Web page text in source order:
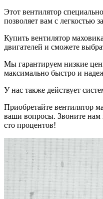
Этот вентилятор
позволяет вам с легкостью
Купить вентилятор
двигателей и сможете
Мы гарантируем низкие
максимально быстро и
У нас также действует
Приобретайте вентилятор
ваши вопросы. Звоните нам
сто процентов!